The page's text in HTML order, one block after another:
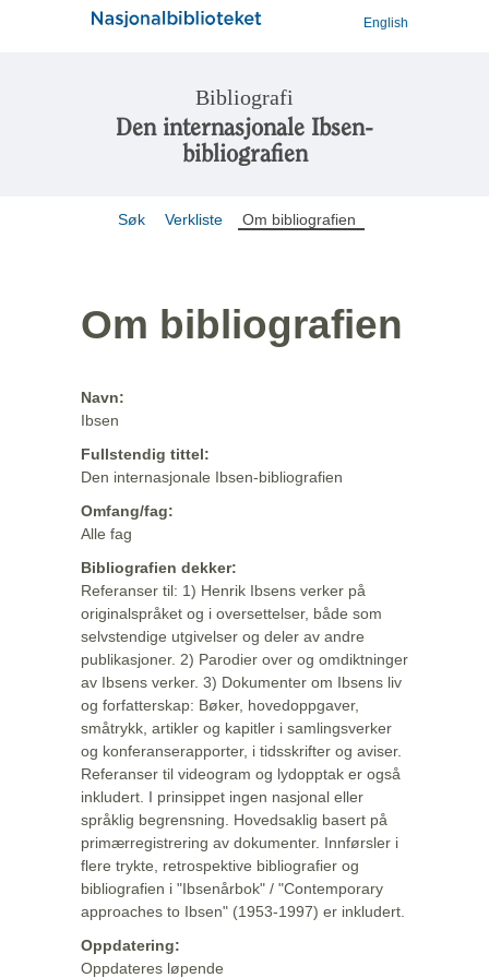
English
Bibliografi
Den internasjonale Ibsen-
bibliografien
Søk Verkliste Om bibliografien
Om bibliografien
Navn:
Ibsen
Fullstendig tittel:
Den internasjonale Ibsen-bibliografien
Omfang/fag:
Alle fag
Bibliografien dekker:
Referanser til: 1) Henrik Ibsens verker på
originalspråket og i oversettelser, både som
selvstendige utgivelser og deler av andre
publikasjoner. 2) Parodier over og omdiktninger
av Ibsens verker. 3) Dokumenter om Ibsens liv
og forfatterskap: Bøker, hovedoppgaver,
småtrykk, artikler og kapitler i samlingsverker
og konferanserapporter, i tidsskrifter og aviser.
Referanser til videogram og lydopptak er også
inkludert. I prinsippet ingen nasjonal eller
språklig begrensning. Hovedsaklig basert på
primærregistrering av dokumenter. Innførsler i
flere trykte, retrospektive bibliografier og
bibliografien i "Ibsenårbok" / "Contemporary
approaches to Ibsen" (1953-1997) er inkludert.
Oppdatering:
Oppdateres løpende